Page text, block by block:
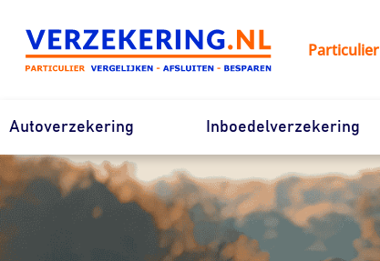
naar
inhoud
Particulier
Autoverzekering Inboedelverzekering